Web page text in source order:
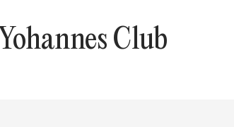
Yohannes Club